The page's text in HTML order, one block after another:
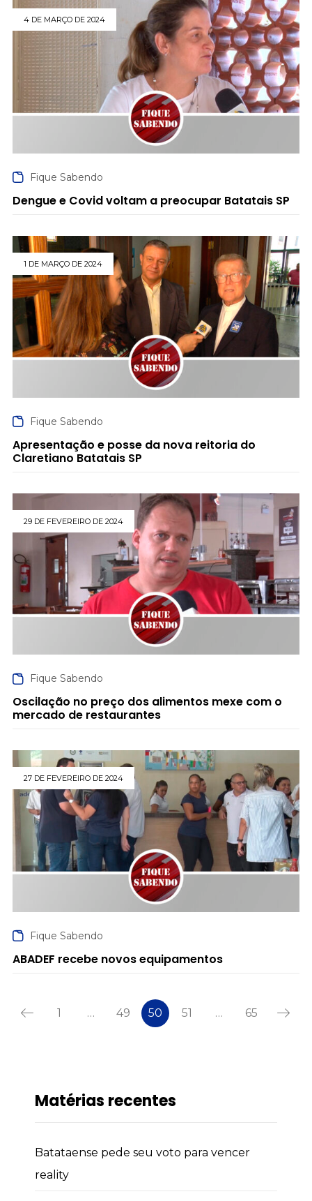
Matérias recentes
Batataense pede seu voto para vencer
reality
4 DE MARÇO DE 2024
Fique Sabendo
Dengue e Covid voltam a preocupar Batatais SP
1 DE MARÇO DE 2024
Fique Sabendo
Apresentação e posse da nova reitoria do
Claretiano Batatais SP
29 DE FEVEREIRO DE 2024
Fique Sabendo
Oscilação no preço dos alimentos mexe com o
mercado de restaurantes
27 DE FEVEREIRO DE 2024
Fique Sabendo
ABADEF recebe novos equipamentos
1 … 49 50 51 … 65